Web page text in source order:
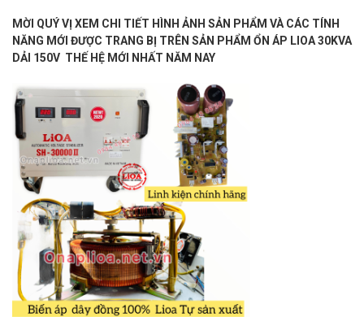
MỜI QUÝ VỊ XEM CHI TIẾT HÌNH ẢNH SẢN PHẨM VÀ CÁC TÍNH
NĂNG MỚI ĐƯỢC TRANG BỊ TRÊN SẢN PHẨM ỔN ÁP LIOA 30KVA
DẢI 150V THẾ HỆ MỚI NHẤT NĂM NAY